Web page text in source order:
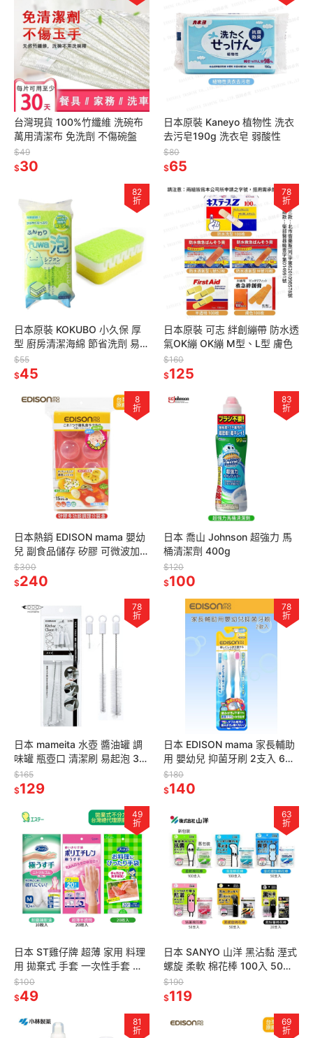
台灣現貨 100%竹纖維 洗碗布
萬用清潔布 免洗劑 不傷碗盤
$49
$30
日本原裝 Kaneyo 植物性 洗衣
去污皂190g 洗衣皂 弱酸性
$80
$65
82
折
日本原裝 KOKUBO 小久保 厚
型 廚房清潔海綿 節省洗劑 易起
泡 不刮傷
$55
$45
78
折
日本原裝 可志 絆創繃帶 防水透
氣OK繃 OK繃 M型、L型 膚色
$160
$125
8
折
日本熱銷 EDISON mama 嬰幼
兒 副食品儲存 矽膠 可微波加熱
可製作迷你飯糰
$300
$240
83
折
日本 喬山 Johnson 超強力 馬
桶清潔劑 400g
$120
$100
78
折
日本 mameita 水壺 醬油罐 調
味罐 瓶壺口 清潔刷 易起泡 3入
組
$165
$129
78
折
日本 EDISON mama 家長輔助
用 嬰幼兒 抑菌牙刷 2支入 6個
月以上 寶寶牙刷 牙刷 幼兒牙刷
$180
$140
49
折
日本 ST雞仔牌 超薄 家用 料理
用 拋棄式 手套 一次性手套 透
明手套 料理手套 10枚/20枚入
$100
$49
63
折
日本 SANYO 山洋 黑沾黏 溼式
螺旋 柔軟 棉花棒 100入 50入
20入袋裝 袋裝棉花棒 單支包裝
$190
$119
81
折
69
折